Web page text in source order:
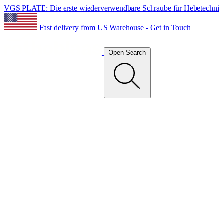
VGS PLATE: Die erste wiederverwendbare Schraube für
Fast delivery from US Warehouse - Get in Touch
Open Search